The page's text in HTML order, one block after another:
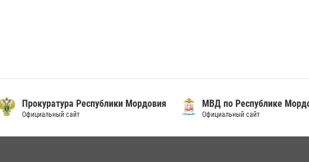
Прокуратура Республики Мордовия
Официальный сайт
МВД по Республике
Официальный сайт